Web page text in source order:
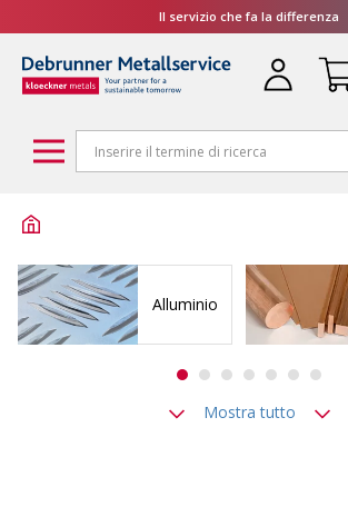
Il servizio che fa la differenza
Alluminio
Mostra tutto